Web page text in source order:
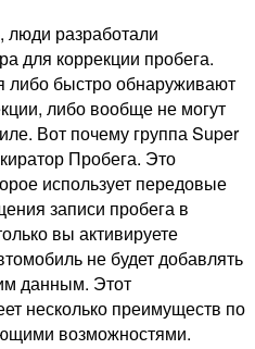
разработали
для коррекции пробега.
либо быстро обнаруживают
либо вообще не могут
Вот почему группа Super
Пробега. Это
использует передовые
записи пробега в
вы активируете
не будет добавлять
данным. Этот
несколько преимуществ по
возможностями.